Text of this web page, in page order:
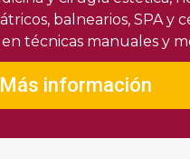
balnearios, SPA y
técnicas manuales y
Más información